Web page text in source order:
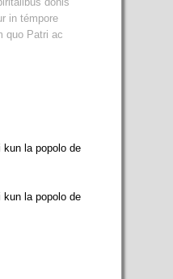
in témpore
quo Patri ac
la popolo de
la popolo de